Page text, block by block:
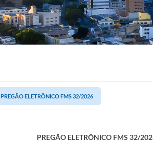
PREGÃO ELETRÔNICO FMS 32/2026
PREGÃO ELETRÔNICO FMS 32/